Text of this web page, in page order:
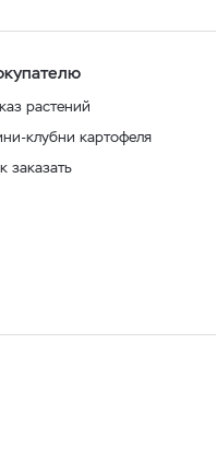
растений
клубни картофеля
заказать